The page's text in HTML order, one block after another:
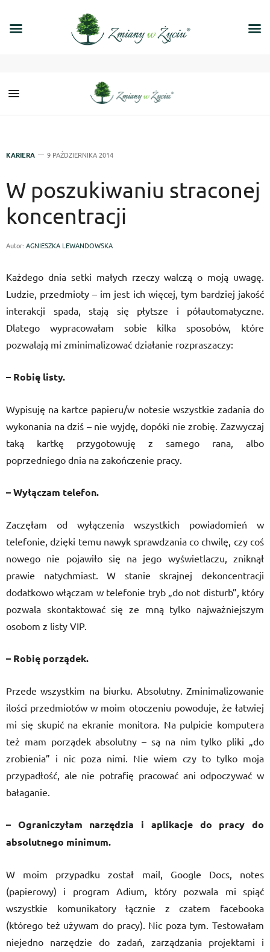
KARIERA 9 PAŹDZIERNIKA 2014
W poszukiwaniu straconej
koncentracji
Autor: AGNIESZKA LEWANDOWSKA
Każdego dnia setki małych rzeczy walczą o moją uwagę.
Ludzie, przedmioty – im jest ich więcej, tym bardziej jakość
interakcji spada, stają się płytsze i półautomatyczne.
Dlatego wypracowałam sobie kilka sposobów, które
pozwalają mi zminimalizować działanie rozpraszaczy:
– Robię listy.
Wypisuję na kartce papieru/w notesie wszystkie zadania do
wykonania na dziś – nie wyjdę, dopóki nie zrobię. Zazwyczaj
taką kartkę przygotowuję z samego rana, albo
poprzedniego dnia na zakończenie pracy.
– Wyłączam telefon.
Zaczęłam od wyłączenia wszystkich powiadomień w
telefonie, dzięki temu nawyk sprawdzania co chwilę, czy coś
nowego nie pojawiło się na jego wyświetlaczu, zniknął
prawie natychmiast. W stanie skrajnej dekoncentracji
dodatkowo włączam w telefonie tryb „do not disturb”, który
pozwala skontaktować się ze mną tylko najważniejszym
osobom z listy VIP.
– Robię porządek.
Przede wszystkim na biurku. Absolutny. Zminimalizowanie
ilości przedmiotów w moim otoczeniu powoduje, że łatwiej
mi się skupić na ekranie monitora. Na pulpicie komputera
też mam porządek absolutny – są na nim tylko pliki „do
zrobienia” i nic poza nimi. Nie wiem czy to tylko moja
przypadłość, ale nie potrafię pracować ani odpoczywać w
bałaganie.
– Ograniczyłam narzędzia i aplikacje do pracy do
absolutnego minimum.
W moim przypadku został mail, Google Docs, notes
(papierowy) i program Adium, który pozwala mi spiąć
wszystkie komunikatory łącznie z czatem facebooka
(którego też używam do pracy). Nic poza tym. Testowałam
niejedno narzędzie do zadań, zarządzania projektami i